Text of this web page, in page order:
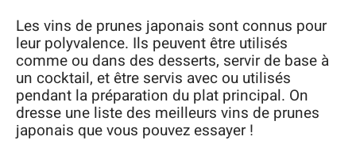
Les vins de prunes japonais sont connus pour
leur polyvalence. Ils peuvent être utilisés
comme ou dans des desserts, servir de base à
un cocktail, et être servis avec ou utilisés
pendant la préparation du plat principal. On
dresse une liste des meilleurs vins de prunes
japonais que vous pouvez essayer !